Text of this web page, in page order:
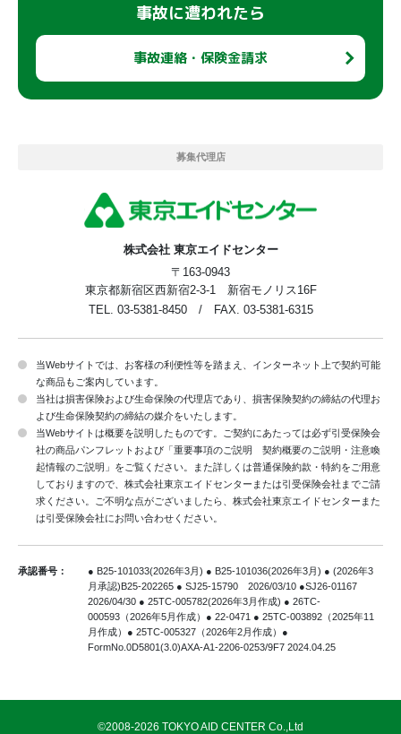
事故に遭われたら
事故連絡・保険金請求
募集代理店
株式会社 東京エイドセンター
〒163-0943
東京都新宿区西新宿2-3-1 新宿モノリス16F
TEL. 03-5381-8450 / FAX. 03-5381-6315
当Webサイトでは、お客様の利便性等を踏まえ、インターネット上で契約可能
な商品もご案内しています。
当社は損害保険および生命保険の代理店であり、損害保険契約の締結の代理お
よび生命保険契約の締結の媒介をいたします。
当Webサイトは概要を説明したものです。ご契約にあたっては必ず引受保険会
社の商品パンフレットおよび「重要事項のご説明 契約概要のご説明・注意喚
起情報のご説明」をご覧ください。また詳しくは普通保険約款・特約をご用意
しておりますので、株式会社東京エイドセンターまたは引受保険会社までご請
求ください。ご不明な点がございましたら、株式会社東京エイドセンターまた
は引受保険会社にお問い合わせください。
承認番号：
● B25-101033(2026年3月) ● B25-101036(2026年3月) ● (2026年3
月承認)B25-202265 ● SJ25-15790 2026/03/10 ●SJ26-01167
2026/04/30 ● 25TC-005782(2026年3月作成) ● 26TC-
000593（2026年5月作成）● 22-0471 ● 25TC-003892（2025年11
月作成）● 25TC-005327（2026年2月作成） ●
FormNo.0D5801(3.0)AXA-A1-2206-0253/9F7 2024.04.25
©2008-2026 TOKYO AID CENTER Co.,Ltd